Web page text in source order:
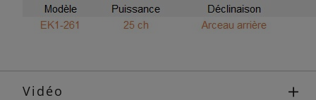
Vidéo